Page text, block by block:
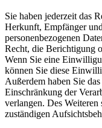
Sie haben jederzeit das
Herkunft, Empfänger
personenbezogenen
Recht, die Berichtigung
Wenn Sie eine
können Sie diese
Außerdem haben Sie
Einschränkung der
verlangen. Des
zuständigen